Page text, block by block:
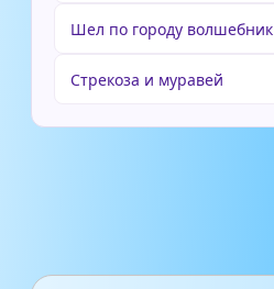
Шел по городу волшебник
Стрекоза и муравей